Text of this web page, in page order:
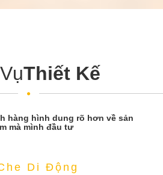
Thiết Kế
hàng hình dung rõ hơn về sản
mà mình đầu tư
Di Động